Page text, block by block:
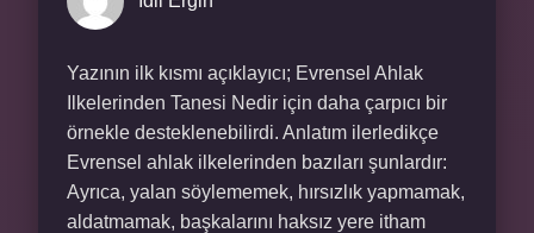
Yazının ilk kısmı açıklayıcı; Evrensel Ahlak
Ilkelerinden Tanesi Nedir için daha çarpıcı bir
örnekle desteklenebilirdi. Anlatım ilerledikçe
Evrensel ahlak ilkelerinden bazıları şunlardır:
Ayrıca, yalan söylememek, hırsızlık yapmamak,
aldatmamak, başkalarını haksız yere itham